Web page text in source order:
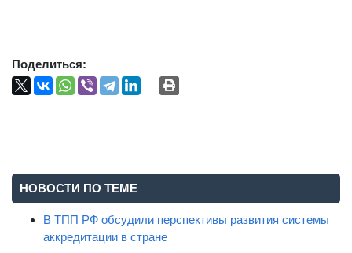
Поделиться:
НОВОСТИ ПО ТЕМЕ
В ТПП РФ обсудили перспективы развития системы
аккредитации в стране